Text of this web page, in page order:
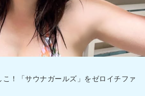
！「サウナガールズ」をゼロイチファ